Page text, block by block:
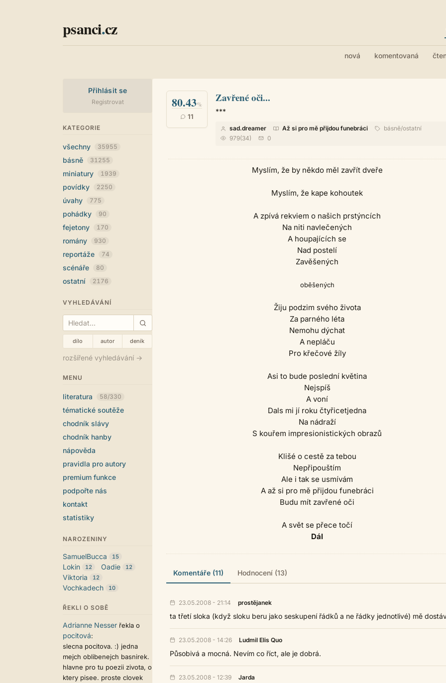
psanci.cz
nová komentovaná
Přihlásit se
Registrovat
KATEGORIE
všechny 35955
básně 31255
miniatury 1939
povídky 2250
úvahy 775
pohádky 90
fejetony 170
romány 930
reportáže 74
scénáře 80
ostatní 2176
VYHLEDÁVÁNÍ
dílo autor deník
rozšířené vyhledávání →
MENU
literatura 58/330
tématické soutěže
chodník slávy
chodník hanby
nápověda
pravidla pro autory
premium funkce
podpořte nás
kontakt
statistiky
NAROZENINY
SamuelBucca 15
Lokin 12 Oadie 12
Viktoria 12
Vochkadech 10
ŘEKLI O SOBĚ
Adrianne Nesser řekla o
pocitová:
slecna pocitova. :) jedna
mejch oblibenejch basnirek.
hlavne pro tu poezii zivota, o
ktery pisee. proste clovek
80.43%
11
Zavřené oči...
***
sad.dreamer Až si pro mě přijdou funebráci
básně/ostatní
979(34)
0
Myslím, že by někdo měl zavřít dveře
Myslím, že kape kohoutek
A zpívá rekviem o našich prstýncích
Na niti navlečených
A houpajících se
Nad postelí
Zavěšených
oběšených
Žiju podzim svého života
Za parného léta
Nemohu dýchat
A nepláču
Pro křečové žíly
Asi to bude poslední květina
Nejspíš
A voní
Dals mi jí roku čtyřicetjedna
Na nádraží
S kouřem impresionistických obrazů
Klišé o cestě za tebou
Nepřipouštím
Ale i tak se usmívám
A až si pro mě přijdou funebráci
Budu mít zavřené oči
A svět se přece točí
Dál
Komentáře (11) Hodnocení (13)
23.05.2008 - 21:14 prostějanek
ta třetí sloka (když sloku beru jako seskupení řádků a ne řádky jednotlivé) mě
23.05.2008 - 14:26 Ludmil Elis Quo
Působivá a mocná. Nevím co říct, ale je dobrá.
23.05.2008 - 12:39 Jarda